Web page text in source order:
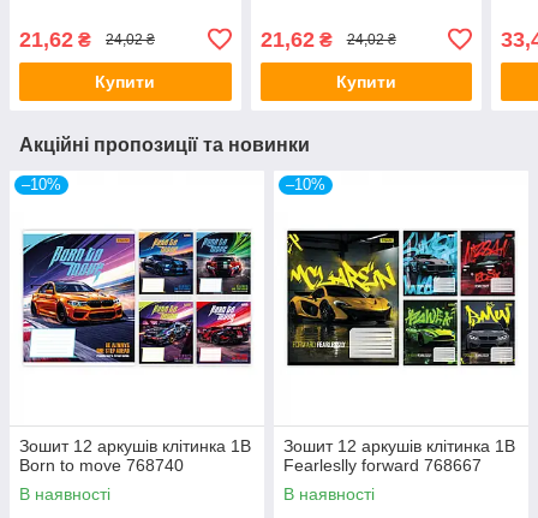
21,62 ₴ 24,02 ₴
Купити
21,62₴ 24,02 ₴
Купити
Акційні пропозиції та новинки
–10%
Зошит 12 аркушів клітинка 1В
Born to move 768740
В наявності
–10%
Зошит 12 аркушів клітинка 1В
Fearleslly forward 768667
В наявності